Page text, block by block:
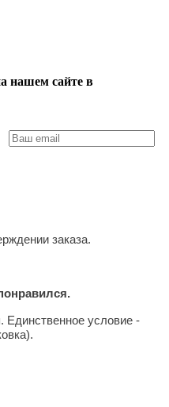
нашем сайте в
заказа.
Единственное условие -